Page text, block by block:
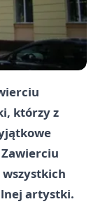
którzy z
wszystkich
artystki.